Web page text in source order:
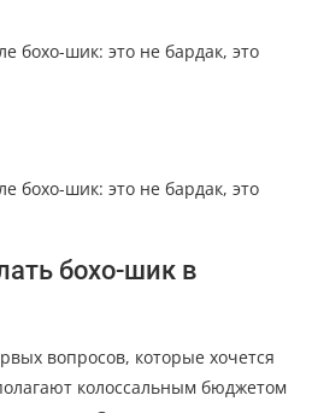
бохо-шик в
вопросов, которые хочется
колоссальным бюджетом